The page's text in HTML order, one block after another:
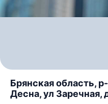
Брянская область,
Десна, ул Заречная,